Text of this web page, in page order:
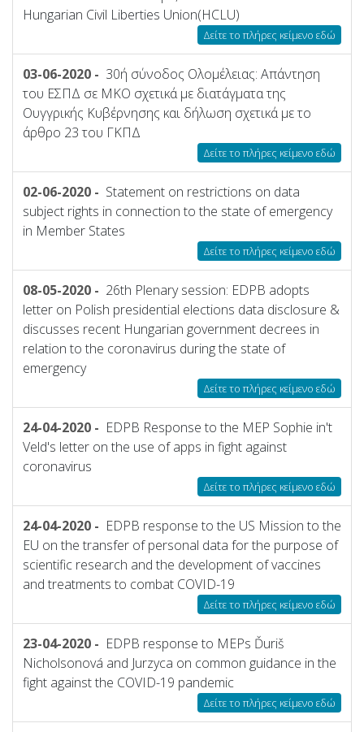
Hungarian Civil Liberties Union(HCLU)
Δείτε το πλήρες κείμενο εδώ
03-06-2020 - 30ή σύνοδος Ολομέλειας: Απάντηση
του ΕΣΠΔ σε ΜΚΟ σχετικά με διατάγματα της
Ουγγρικής Κυβέρνησης και δήλωση σχετικά με το
άρθρο 23 του ΓΚΠΔ
Δείτε το πλήρες κείμενο εδώ
02-06-2020 - Statement on restrictions on data
subject rights in connection to the state of emergency
in Member States
Δείτε το πλήρες κείμενο εδώ
08-05-2020 - 26th Plenary session: EDPB adopts
letter on Polish presidential elections data disclosure &
discusses recent Hungarian government decrees in
relation to the coronavirus during the state of
emergency
Δείτε το πλήρες κείμενο εδώ
24-04-2020 - EDPB Response to the MEP Sophie in't
Veld's letter on the use of apps in fight against
coronavirus
Δείτε το πλήρες κείμενο εδώ
24-04-2020 - EDPB response to the US Mission to the
EU on the transfer of personal data for the purpose of
scientific research and the development of vaccines
and treatments to combat COVID-19
Δείτε το πλήρες κείμενο εδώ
23-04-2020 - EDPB response to MEPs Ďuriš
Nicholsonová and Jurzyca on common guidance in the
fight against the COVID-19 pandemic
Δείτε το πλήρες κείμενο εδώ